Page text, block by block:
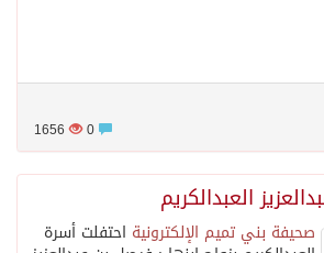
1656
العبدالكريم
صحيفة بني تميم الإلكترونية احتفلت أسرة